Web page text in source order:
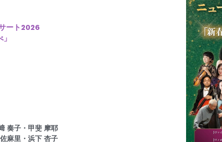
ート2026
奏子・甲斐 摩耶
佐麻里・浜下 杏子